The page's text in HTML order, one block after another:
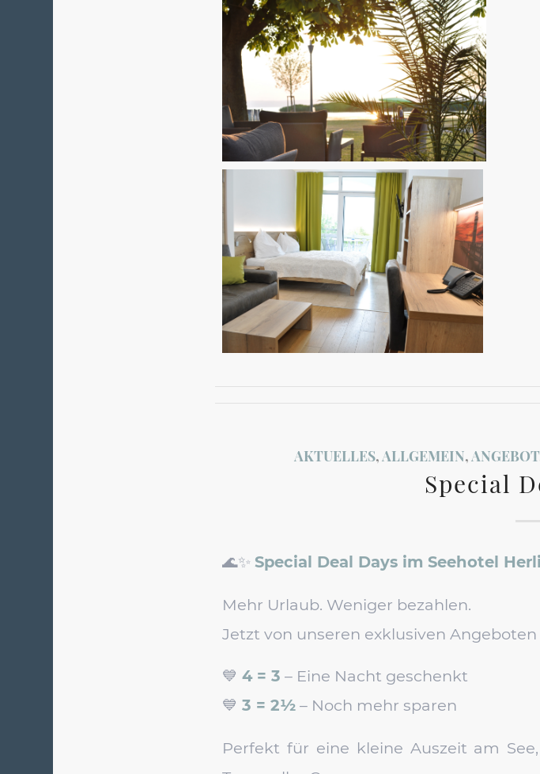
AKTUELLES, ALLGEMEIN, ANGEBOT
Special
🌊✨ Special Deal Days im Seehotel
Mehr Urlaub. Weniger bezahlen.
Jetzt von unseren exklusiven
💙 4 = 3 – Eine Nacht geschenkt
💙 3 = 2½– Noch mehr sparen
Perfekt für eine kleine Auszeit am